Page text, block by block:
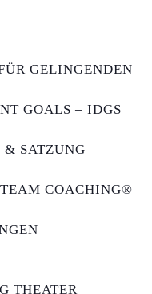
GELINGENDEN
GOALS – IDGS
SATZUNG
COACHING®
THEATER